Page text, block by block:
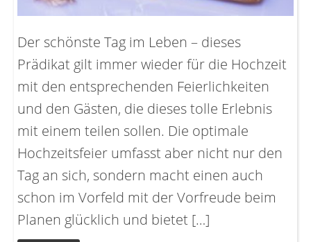
Der schönste Tag im Leben – dieses
Prädikat gilt immer wieder für die Hochzeit
mit den entsprechenden Feierlichkeiten
und den Gästen, die dieses tolle Erlebnis
mit einem teilen sollen. Die optimale
Hochzeitsfeier umfasst aber nicht nur den
Tag an sich, sondern macht einen auch
schon im Vorfeld mit der Vorfreude beim
Planen glücklich und bietet […]